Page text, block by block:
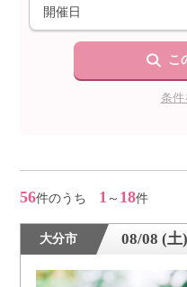
こ
条件
56件のうち 1 ～ 18件
大分市 08/08 (土